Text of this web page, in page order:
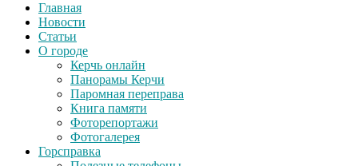
Главная
Новости
Статьи
О городе
Керчь онлайн
Панорамы Керчи
Паромная переправа
Книга памяти
Фоторепортажи
Фотогалерея
Горсправка